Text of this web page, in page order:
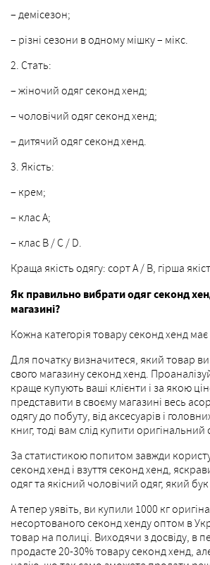
– демісезон;
– різні сезони в одному мішку – мікс.
2. Стать:
– жіночий одяг секонд хенд;
– чоловічий одяг секонд хенд;
– дитячий одяг секонд хенд.
3. Якість:
– крем;
– клас А;
– клас B / C / D.
Краща якість одягу: сорт А / B, гірша
Як правильно вибрати одяг секонд
магазині?
Кожна категорія товару секонд хенд має
Для початку визначитеся, який товар
свого магазину секонд хенд.
краще купують ваші клієнти і за якою
представити в своєму магазині весь
одягу до побуту, від аксесуарів і
книг, тоді вам слід купити оригінальний
За статистикою попитом завжди
секонд хенд і взуття секонд хенд,
одяг та якісний чоловічий одяг, який
А тепер уявіть, ви купили 1000 кг
несортованого секонд хенду оптом в
товар на полиці. Виходячи з досвіду, в
продасте 20-30% товару секонд хенд,